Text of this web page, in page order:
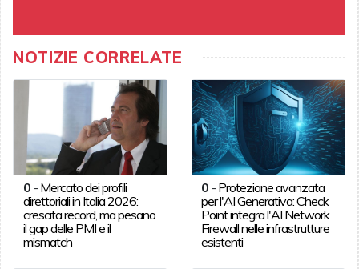
NOTIZIE CORRELATE
0- Mercato dei profili
direttoriali in Italia 2026:
crescita record, ma pesano
il gap delle PMI e il
mismatch
0 - Protezione avanzata
per l'AI Generativa: Check
Point integra l'AI Network
Firewall nelle infrastrutture
esistenti